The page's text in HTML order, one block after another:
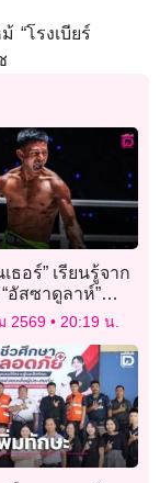
“โรงเบียร์
ธอร์” เรียนรู้จาก
อัสซาดูลาห์”
6 ไฟต์ติด
2569 20:19 น.